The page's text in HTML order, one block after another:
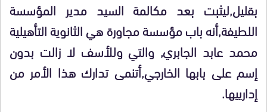
بقليل,ليثبت بعد مكالمة السيد مدير المؤسسة
اللطيفة,أنه باب مؤسسة مجاورة هي الثانوية التأهيلية
محمد عابد الجابري, والتي وللأسف لا زالت بدون
إسم على بابها الخارجي,أتنمى تدارك هذا الأمر من
إدارييها.